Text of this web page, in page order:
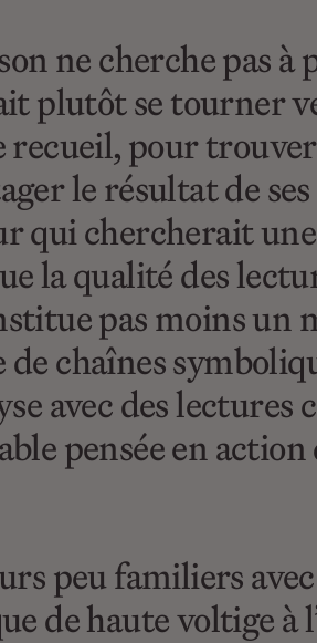
ne cherche pas à
plutôt se tourner
pour
le résultat de
qui chercherait
la qualité des
pas moins
chaînes
avec des
pensée en
peu familiers
de haute voltige à